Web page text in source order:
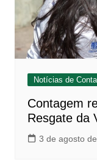
Notícias de
Contagem
Resgate da
3 de agosto